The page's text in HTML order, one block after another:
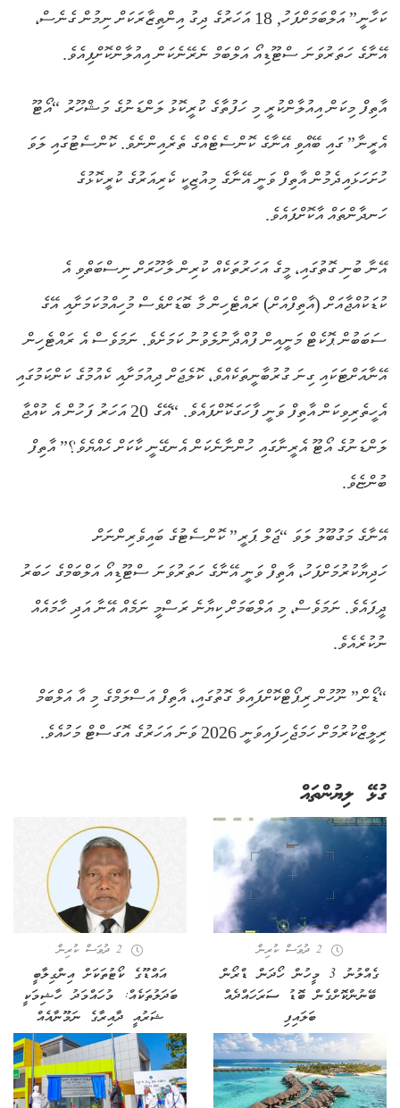
ކަހާނީ” އަލްބަމަށްފަހު, 18 އަހަރުގެ ދިގު އިންތިޒާރަކަށް ނިމުން ގެނެސް،
އޭނާގެ ހަތަރުވަނަ ސްޓޫޑިއޯ އަލްބަމް ނެރޭނެކަން އިއުލާންކޮށްފިއެވެ.
އާތިފް މިކަން އިއުލާންކުރީ މި ހަފުތާގެ ކުރީކޮޅު ލަންޑަނުގެ މަޝްހޫރު “އޯޓޫ
އެރީނާ” ގައި ބޭއްވި އޭނާގެ ކޮންސެޓެއްގެ ތެރެއިންނެވެ. ކޮންސެޓުގައި ލަވަ
ހުށަހަޅައިދެމުން އާތިފް ވަނީ އޭނާގެ މިއުޒިކީ ކެރިއަރުގެ ކުރީކޮޅުގެ
ހަނދާންތައް އާކޮށްފައެވެ.
އޭނާ ބުނި ގޮތުގައި، މީގެ އަހަރުތަކެއް ކުރިން ލާހޫރަށް ނިސްބަތްވި އެ
ކުޑަކުއްޖާއަށް (އާތިފްއަށް) ރައްޓެހިން މާ ބޮޑަށްވެސް މުހިއްމުކަމަށާއި އޭގެ
ސަބަބުން ޕޮކެޓް މަނީއިން ފުއްދާނުލެވުނު ކަމަށެވެ. ނަމަވެސް އެ ރައްޓެހިން
އޭނާއަށްޓަކައި ގިނަ ގުރުބާނީތަކެއްވެ، ކޮލެޖަށް ދިއުމަށާއި ކެއުމުގެ ކަންކަމުގައި
އެހީތެރިވިކަން އާތިފް ވަނީ ފާހަގަކޮށްފައެވެ. “އޭގެ 20 އަހަރު ފަހުން އެ ކުއްޖާ
ލަންޑަނުގެ އޯޓޫ އެރީނާގައި ހުންނާނެކަން އެނގޭނީ ކާކަށް ހެއްޔެވެ؟” އާތިފް
ބުންޏެވެ.
އޭނާގެ މަގުބޫލު ލަވަ “ޖަލް ޕަރީ” ކޮންސެޓުގެ ބައިވެރިންނަށް
ހަދިޔާކުރުމަށްފަހު، އާތިފް ވަނީ އޭނާގެ ހަތަރުވަނަ ސްޓޫޑިއޯ އަލްބަމްގެ ހަބަރު
ދީފައެވެ. ނަމަވެސް، މި އަލްބަމަށް ކިޔާނެ ރަސްމީ ނަމެއް އޭނާ އަދި ހާމައެއް
ނުކުރެއެވެ.
“ޑޯން” ނޫހުން ރިޕޯޓްކޮށްފައިވާ ގޮތުގައި، އާތިފް އަސްލަމްގެ މި އާ އަލްބަމް
ރިލީޒްކުރުމަށް ހަމަޖެހިފައިވަނީ 2026 ވަނަ އަހަރުގެ އޮގަސްޓް މަހުއެވެ.
ގުޅޭ ލިޔުންތައް
2 ދުވަސް ކުރިން
ގެއްލުނު 3 މީހުން ހޯދަން ޑްރޯން
ބޭނުންކޮށްގެން ބޮޑު ސަރަހައްދެއް
ބަލައިފި
2 ދުވަސް ކުރިން
އައްޑޫގެ ކޯޓުތަކަށް އިންގިލާބީ
ބަދަލުތަކެއް: މުހައްމަދު ހާޝިމަކީ
ޝަރުއީ ދާއިރާގެ ނަމޫނާއެއް